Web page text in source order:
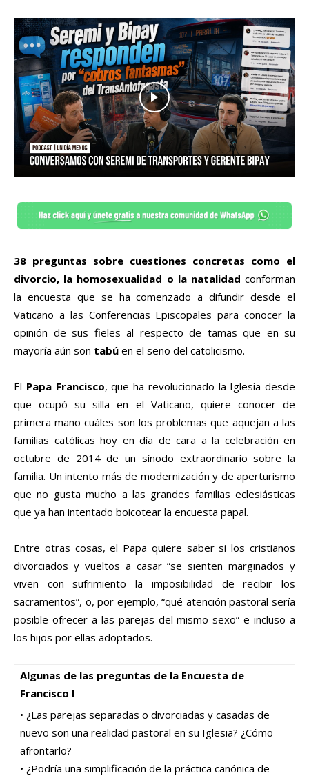
38 preguntas sobre cuestiones concretas como el
divorcio, la homosexualidad o la natalidad conforman
la encuesta que se ha comenzado a difundir desde el
Vaticano a las Conferencias Episcopales para conocer la
opinión de sus fieles al respecto de tamas que en su
mayoría aún son tabú en el seno del catolicismo.
El Papa Francisco, que ha revolucionado la Iglesia desde
que ocupó su silla en el Vaticano, quiere conocer de
primera mano cuáles son los problemas que aquejan a las
familias católicas hoy en día de cara a la celebración en
octubre de 2014 de un sínodo extraordinario sobre la
familia. Un intento más de modernización y de aperturismo
que no gusta mucho a las grandes familias eclesiásticas
que ya han intentado boicotear la encuesta papal.
Entre otras cosas, el Papa quiere saber si los cristianos
divorciados y vueltos a casar “se sienten marginados y
viven con sufrimiento la imposibilidad de recibir los
sacramentos”, o, por ejemplo, “qué atención pastoral sería
posible ofrecer a las parejas del mismo sexo” e incluso a
los hijos por ellas adoptados.
Algunas de las preguntas de la Encuesta de
Francisco I
• ¿Las parejas separadas o divorciadas y casadas de
nuevo son una realidad pastoral en su Iglesia? ¿Cómo
afrontarlo?
• ¿Podría una simplificación de la práctica canónica de